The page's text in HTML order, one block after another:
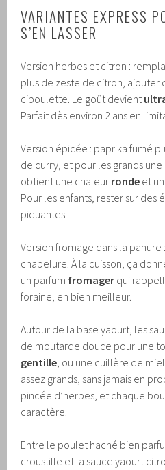
VARIANTES EXPRESS
S’EN LASSER
Version herbes et citron :
plus de zeste de citron, ajouter
ciboulette. Le goût devient
Parfait dès environ 2 ans en
Version épicée : paprika fumé
de curry, et pour les grands
obtient une chaleur ronde et
Pour les enfants, rester sur des
piquantes.
Version fromage dans la
chapelure. À la cuisson, ça
un parfum fromager qui
foraine, en bien meilleur.
Autour de la base yaourt, les
de moutarde douce pour une
gentille, ou une cuillère de
assez grands, sans jamais en
pincée d’herbes, et chaque
caractère.
Entre le poulet haché bien
croustille et la sauce yaourt